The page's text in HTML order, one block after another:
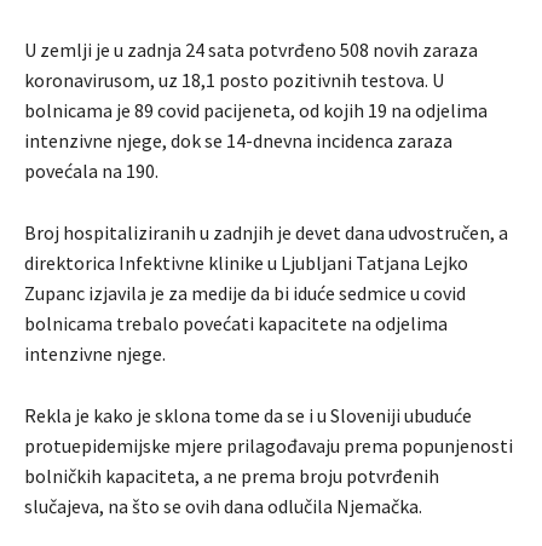
U zemlji je u zadnja 24 sata potvrđeno 508 novih zaraza
koronavirusom, uz 18,1 posto pozitivnih testova. U
bolnicama je 89 covid pacijeneta, od kojih 19 na odjelima
intenzivne njege, dok se 14-dnevna incidenca zaraza
povećala na 190.
Broj hospitaliziranih u zadnjih je devet dana udvostručen, a
direktorica Infektivne klinike u Ljubljani Tatjana Lejko
Zupanc izjavila je za medije da bi iduće sedmice u covid
bolnicama trebalo povećati kapacitete na odjelima
intenzivne njege.
Rekla je kako je sklona tome da se i u Sloveniji ubuduće
protuepidemijske mjere prilagođavaju prema popunjenosti
bolničkih kapaciteta, a ne prema broju potvrđenih
slučajeva, na što se ovih dana odlučila Njemačka.